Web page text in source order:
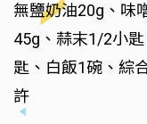
無鹽奶油20g、味
45g、蒜末1/2小
匙、白飯1碗、綜
許